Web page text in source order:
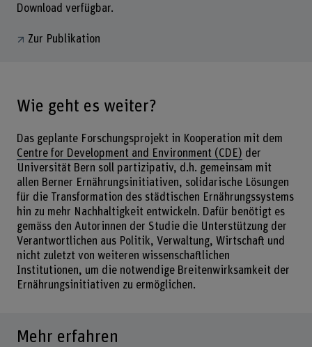
Download verfügbar.
Zur Publikation
Wie geht es weiter?
Das geplante Forschungsprojekt in Kooperation mit dem
Centre for Development and Environment (CDE) der
Universität Bern soll partizipativ, d.h. gemeinsam mit
allen Berner Ernährungsinitiativen, solidarische Lösungen
für die Transformation des städtischen Ernährungssystems
hin zu mehr Nachhaltigkeit entwickeln. Dafür benötigt es
gemäss den Autorinnen der Studie die Unterstützung der
Verantwortlichen aus Politik, Verwaltung, Wirtschaft und
nicht zuletzt von weiteren wissenschaftlichen
Institutionen, um die notwendige Breitenwirksamkeit der
Ernährungsinitiativen zu ermöglichen.
Mehr erfahren